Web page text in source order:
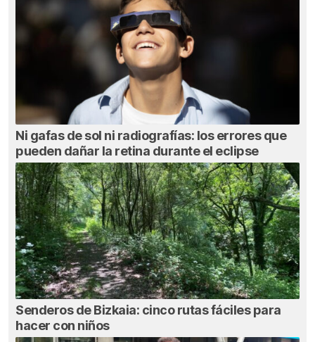
Ni gafas de sol ni radiografías: los errores que
pueden dañar la retina durante el eclipse
Senderos de Bizkaia: cinco rutas fáciles para
hacer con niños